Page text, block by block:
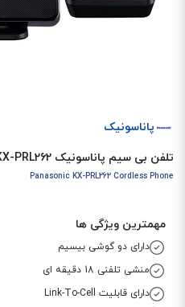
پاناسونیک
تلفن بی سیم پاناسونیک KX-PRL262
Panasonic KX-PRL262 Cordless Phone
مهمترین ویژگی ها
دارای دو گوشی بیسیم
منشی تلفنی 18 دقیقه ای
دارای قابلیت Link-To-Cell